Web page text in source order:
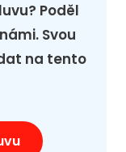
Poděl
Svou
na tento